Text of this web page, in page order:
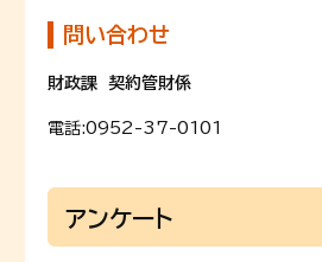
問い合わせ
財政課 契約管財係
電話:0952-37-0101
アンケート